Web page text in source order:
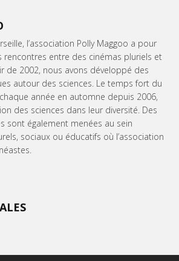
l’association Polly Maggoo a pour
entre des cinémas pluriels et
de 2002, nous avons développé des
autour des sciences. Le temps fort du
année en automne depuis 2006,
des sciences dans leur diversité. Des
sont également menées au sein
sociaux ou éducatifs où l’association